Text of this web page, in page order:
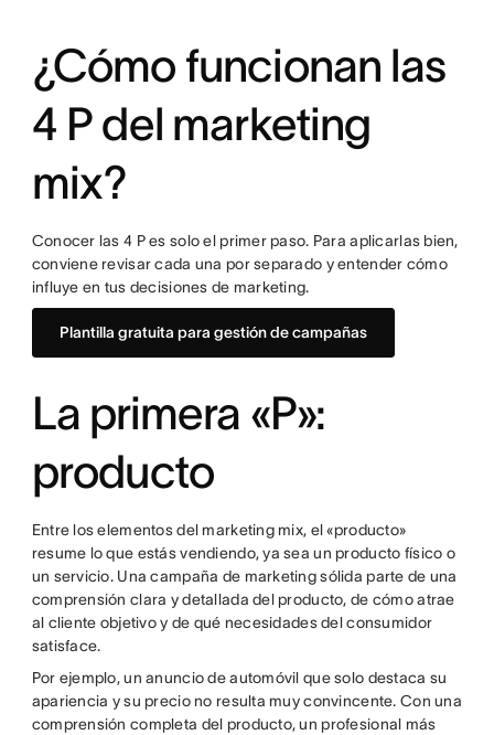
¿Cómo funcionan las
4 P del marketing
mix?
Conocer las 4 P es solo el primer paso. Para aplicarlas bien,
conviene revisar cada una por separado y entender cómo
influye en tus decisiones de marketing.
Plantilla gratuita para gestión de campañas
La primera «P»:
producto
Entre los elementos del marketing mix, el «producto»
resume lo que estás vendiendo, ya sea un producto físico o
un servicio. Una campaña de marketing sólida parte de una
comprensión clara y detallada del producto, de cómo atrae
al cliente objetivo y de qué necesidades del consumidor
satisface.
Por ejemplo, un anuncio de automóvil que solo destaca su
apariencia y su precio no resulta muy convincente. Con una
comprensión completa del producto, un profesional más